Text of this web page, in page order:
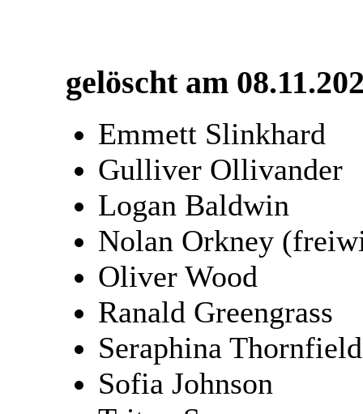
gelöscht am
Emmett Slinkhard
Gulliver Ollivander
Logan Baldwin
Nolan Orkney
Oliver Wood
Ranald Greengrass
Seraphina Thornfield
Sofia Johnson